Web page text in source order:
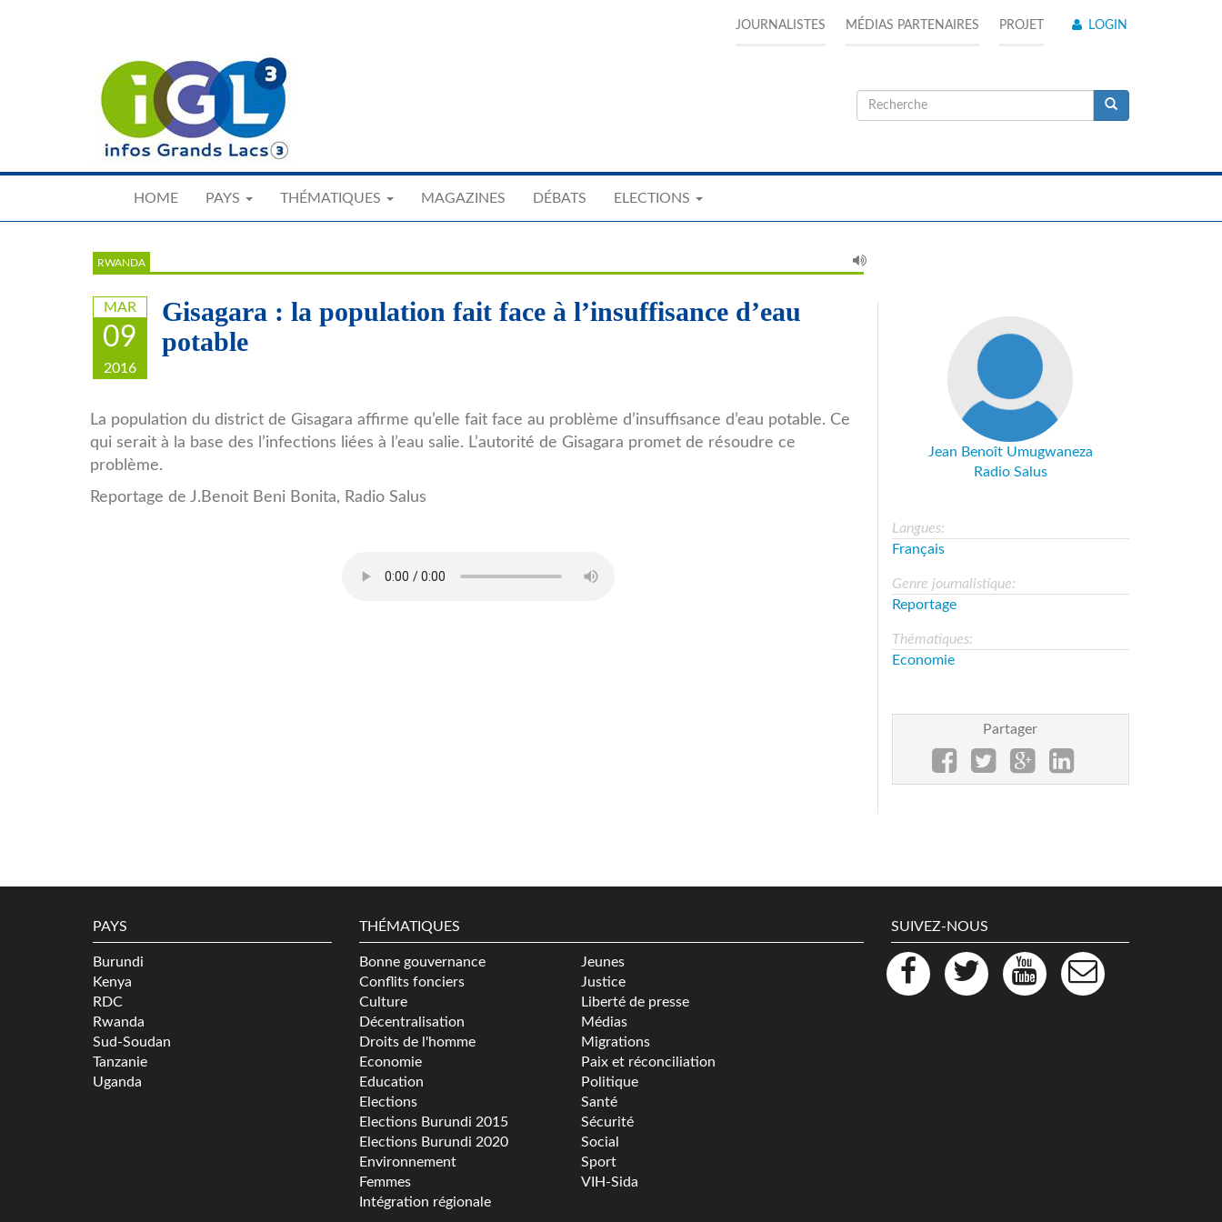
JOURNALISTES MÉDIAS PARTENAIRES PROJET LOGIN
Formulaire
recherche
HOME PAYS THÉMATIQUES MAGAZINES DÉBATS ELECTIONS
RWANDA
MAR
09
2016
Gisagara : la population fait face à l’insuffisance d’eau
potable
La population du district de Gisagara affirme qu’elle fait face au problème d’insuffisance d’eau potable. Ce
qui serait à la base des l’infections liées à l’eau salie. L’autorité de Gisagara promet de résoudre ce
problème.
Reportage de J.Benoit Beni Bonita, Radio Salus
Jean Benoît Umugwaneza
Radio Salus
Langues:
Français
Genre journalistique:
Reportage
Thématiques:
Economie
Partager
PAYS
Burundi
Kenya
RDC
Rwanda
Sud-Soudan
Tanzanie
Uganda
THÉMATIQUES
Bonne gouvernance
Conflits fonciers
Culture
Décentralisation
Droits de l'homme
Economie
Education
Elections
Elections Burundi 2015
Elections Burundi 2020
Environnement
Femmes
Intégration régionale
Jeunes
Justice
Liberté de presse
Médias
Migrations
Paix et réconciliation
Politique
Santé
Sécurité
Social
Sport
VIH-Sida
SUIVEZ-NOUS